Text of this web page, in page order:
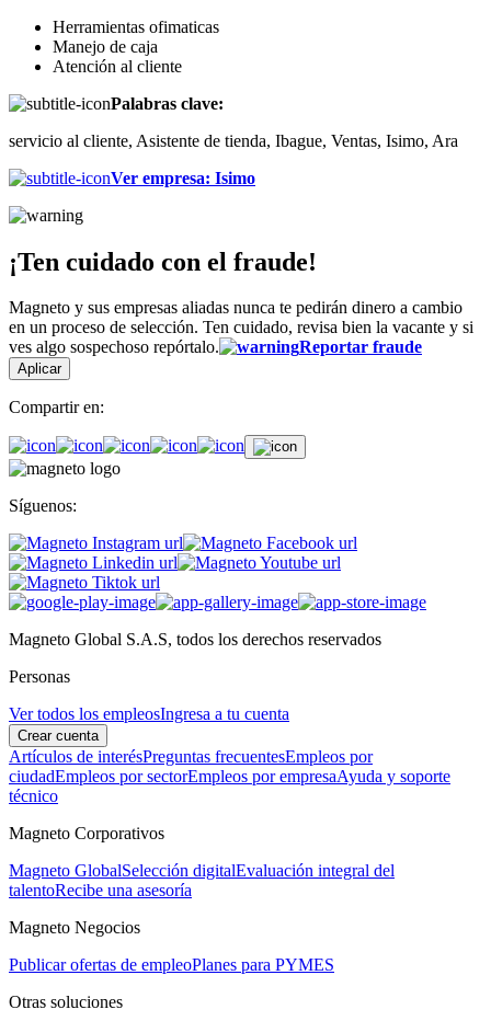
Herramientas ofimaticas
Manejo de caja
Atención al cliente
Palabras clave:
servicio al cliente, Asistente de tienda, Ibague, Ventas, Isimo, Ara
Ver empresa: Isimo
¡Ten cuidado con el fraude!
Magneto y sus empresas aliadas nunca te pedirán dinero a cambio
en un proceso de selección. Ten cuidado, revisa bien la vacante y si
ves algo sospechoso repórtalo.
Reportar fraude
Aplicar
Compartir en:
Síguenos:
Magneto Global S.A.S, todos los derechos reservados
Personas
Ver todos los empleosIngresa a tu cuenta
Crear cuenta
Artículos de interésPreguntas frecuentesEmpleos por
ciudadEmpleos por sectorEmpleos por empresaAyuda y soporte
técnico
Magneto Corporativos
Magneto GlobalSelección digitalEvaluación integral del
talentoRecibe una asesoría
Magneto Negocios
Publicar ofertas de empleoPlanes para PYMES
Otras soluciones